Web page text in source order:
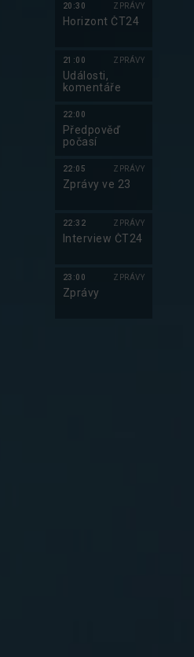
20:30 ZPRÁVY
Horizont ČT24
21:00 ZPRÁVY
Události,
komentáře
22:00
Předpověď
počasí
22:05 ZPRÁVY
Zprávy ve 23
22:32 ZPRÁVY
Interview ČT24
23:00 ZPRÁVY
Zprávy